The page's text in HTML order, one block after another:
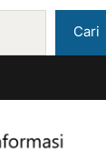
Cari